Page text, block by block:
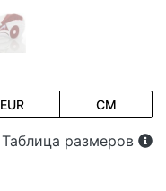
EUR CM
Таблица размеров